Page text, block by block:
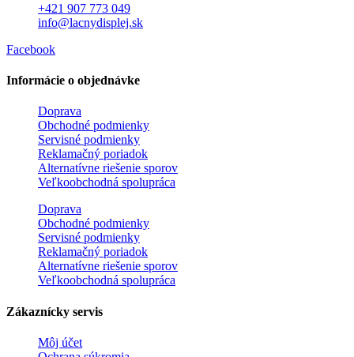
+421 907 773 049
info@lacnydisplej.sk
Facebook
Informácie o objednávke
Doprava
Obchodné podmienky
Servisné podmienky
Reklamačný poriadok
Alternatívne riešenie sporov
Veľkoobchodná spolupráca
Doprava
Obchodné podmienky
Servisné podmienky
Reklamačný poriadok
Alternatívne riešenie sporov
Veľkoobchodná spolupráca
Zákaznícky servis
Môj účet